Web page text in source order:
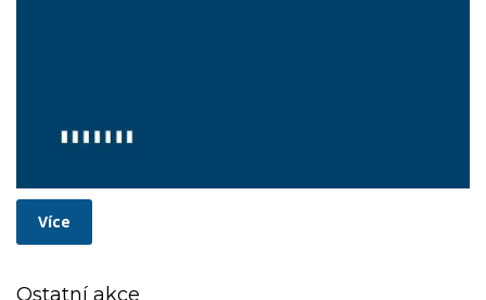
Více
Ostatní akce